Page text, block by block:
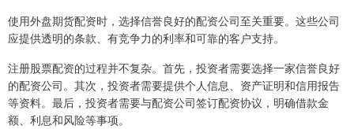
使用外盘期货配资时，选择信誉良好的配资公司至关重要。这些公司
应提供透明的条款、有竞争力的利率和可靠的客户支持。
注册股票配资的过程并不复杂。首先，投资者需要选择一家信誉良好
的配资公司。其次，投资者需要提供个人信息、资产证明和信用报告
等资料。最后，投资者需要与配资公司签订配资协议，明确借款金
额、利息和风险等事项。